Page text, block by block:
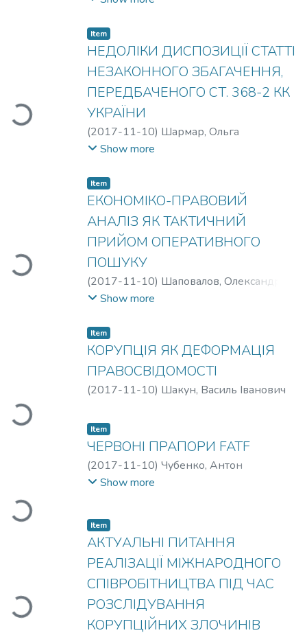
Loading...
Item
НЕДОЛІКИ ДИСПОЗИЦІЇ СТАТТІ
НЕЗАКОННОГО ЗБАГАЧЕННЯ,
ПЕРЕДБАЧЕНОГО СТ. 368-2 КК
УКРАЇНИ
(2017-11-10) Шармар, Ольга
Михайлівна
Show more
Item
ЕКОНОМІКО-ПРАВОВИЙ
АНАЛІЗ ЯК ТАКТИЧНИЙ
ПРИЙОМ ОПЕРАТИВНОГО
ПОШУКУ
(2017-11-10) Шаповалов, Олександр
Олександрович
Show more
Loading...
Item
КОРУПЦІЯ ЯК ДЕФОРМАЦІЯ
ПРАВОСВІДОМОСТІ
(2017-11-10) Шакун, Василь Іванович
Loading...
Item
ЧЕРВОНІ ПРАПОРИ FATF
(2017-11-10) Чубенко, Антон
Григорович
Show more
Loading...
Item
АКТУАЛЬНІ ПИТАННЯ
РЕАЛІЗАЦІЇ МІЖНАРОДНОГО
СПІВРОБІТНИЦТВА ПІД ЧАС
РОЗСЛІДУВАННЯ
КОРУПЦІЙНИХ ЗЛОЧИНІВ